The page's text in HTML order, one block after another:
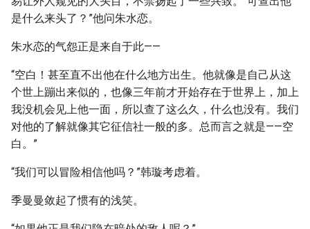
是什么来头了？”他问朱水恋。
朱水恋的气怨正是来自于此——
“空白！甚至直不出他在什么地方出生。他就像是自己从这
个世上蹦出来似的，也像三年前才开始存在于世界上，加上
我没机会见上他一面，所以查了这么久，什么也没有。我们
对他的了解就像其它征信社一般的多。总而言之就是——空
白。”
“我们可以冒险相信他吗？”韩璇考虑着。
季曼曼敛起了惯有的浅笑。